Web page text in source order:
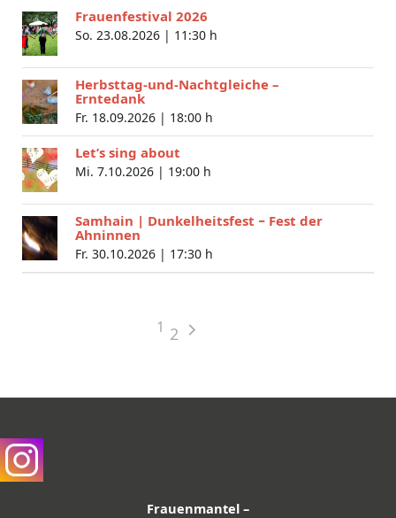
Frauenfestival 2026
So. 23.08.2026 | 11:30 h
Herbsttag-und-Nachtgleiche –
Erntedank
Fr. 18.09.2026 | 18:00 h
Let’s sing about
Mi. 7.10.2026 | 19:00 h
Samhain | Dunkelheitsfest − Fest der
Ahninnen
Fr. 30.10.2026 | 17:30 h
1 2
Frauenmantel –